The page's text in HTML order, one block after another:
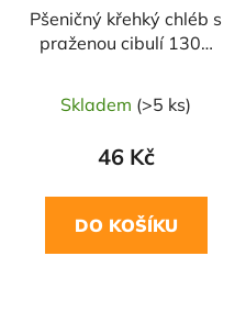
Pšeničný křehký chléb s
praženou cibulí 130g
Skladem (>5 ks)
46 Kč
DO KOŠÍKU